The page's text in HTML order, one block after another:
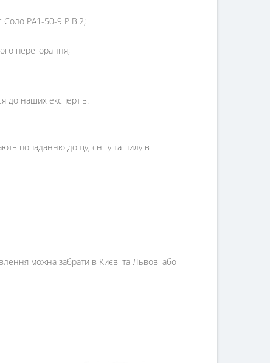
Соло РА1-50-9 Р В.2;
перегорання;
до наших експертів.
попаданню дощу, снігу та пилу в
можна забрати в Києві та Львові або